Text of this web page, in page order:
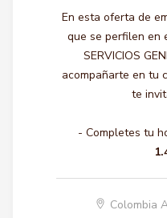
En esta oferta de
que se perfilen en
SERVICIOS
acompañarte en tu
te
- Completes tu
Colombia